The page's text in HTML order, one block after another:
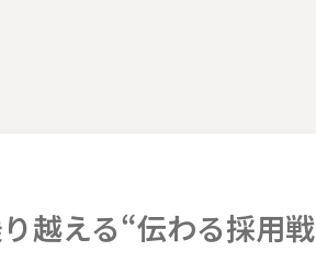
越える“伝わる採用戦